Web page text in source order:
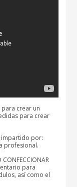
para crear un
para crear
impartido por:
profesional.
para
así como el